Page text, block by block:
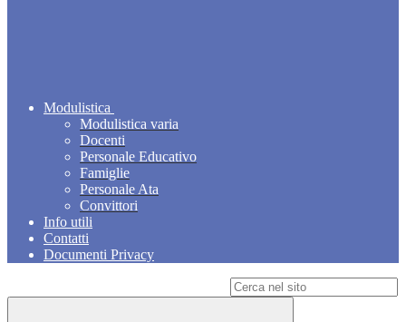
Modulistica
Modulistica varia
Docenti
Personale Educativo
Famiglie
Personale Ata
Convittori
Info utili
Contatti
Documenti Privacy